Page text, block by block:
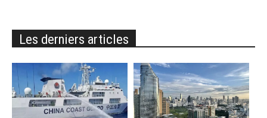
Les derniers articles